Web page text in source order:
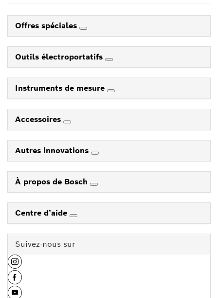
Offres spéciales
Outils électroportatifs
Instruments de mesure
Accessoires
Autres innovations
À propos de Bosch
Centre d’aide
Suivez-nous sur